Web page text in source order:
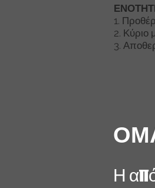
1.
2. Κύριο
3.
Η